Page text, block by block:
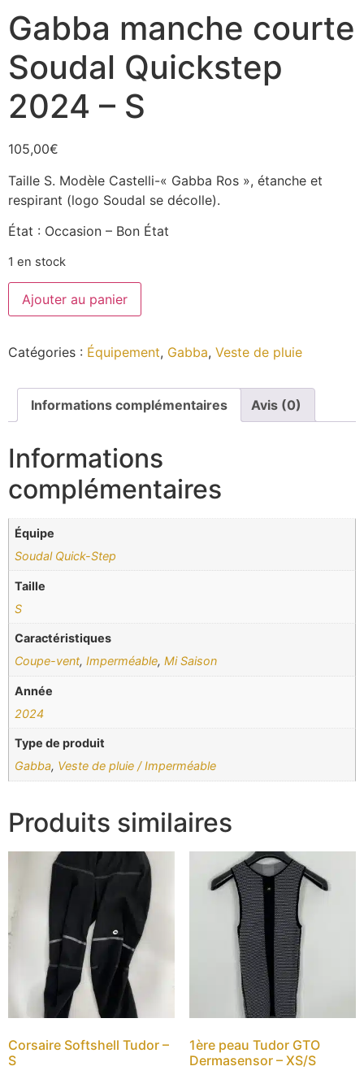
Gabba manche courte
Soudal Quickstep
2024 – S
105,00€
Taille S. Modèle Castelli-« Gabba Ros », étanche et
respirant (logo Soudal se décolle).
État : Occasion – Bon État
1 en stock
Ajouter au panier
Catégories : Équipement, Gabba, Veste de pluie
Informations complémentaires Avis (0)
Informations
complémentaires
Équipe
Soudal Quick-Step
Taille
S
Caractéristiques
Coupe-vent,Imperméable,Mi Saison
Année
2024
Type de produit
Gabba, Veste de pluie / Imperméable
Produits similaires
Corsaire Softshell Tudor –
S
1ère peau Tudor GTO
Dermasensor – XS/S